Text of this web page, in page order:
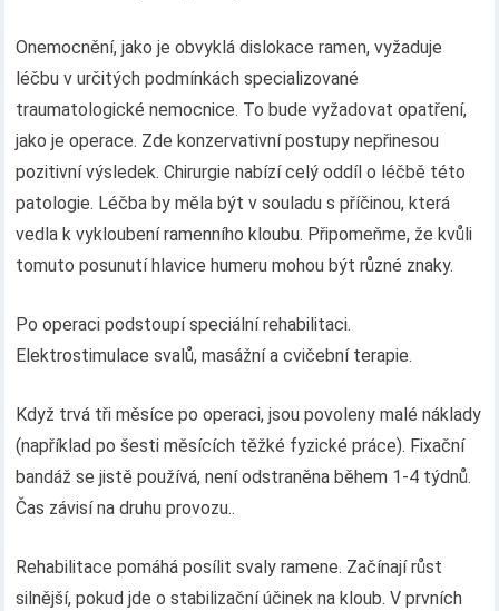
Onemocnění, jako je obvyklá dislokace ramen, vyžaduje
léčbu v určitých podmínkách specializované
traumatologické nemocnice. To bude vyžadovat opatření,
jako je operace. Zde konzervativní postupy nepřinesou
pozitivní výsledek. Chirurgie nabízí celý oddíl o léčbě této
patologie. Léčba by měla být v souladu s příčinou, která
vedla k vykloubení ramenního kloubu. Připomeňme, že kvůli
tomuto posunutí hlavice humeru mohou být různé znaky.
Po operaci podstoupí speciální rehabilitaci.
Elektrostimulace svalů, masážní a cvičební terapie.
Když trvá tři měsíce po operaci, jsou povoleny malé náklady
(například po šesti měsících těžké fyzické práce). Fixační
bandáž se jistě používá, není odstraněna během 1-4 týdnů.
Čas závisí na druhu provozu..
Rehabilitace pomáhá posílit svaly ramene. Začínají růst
silnější, pokud jde o stabilizační účinek na kloub. V prvních